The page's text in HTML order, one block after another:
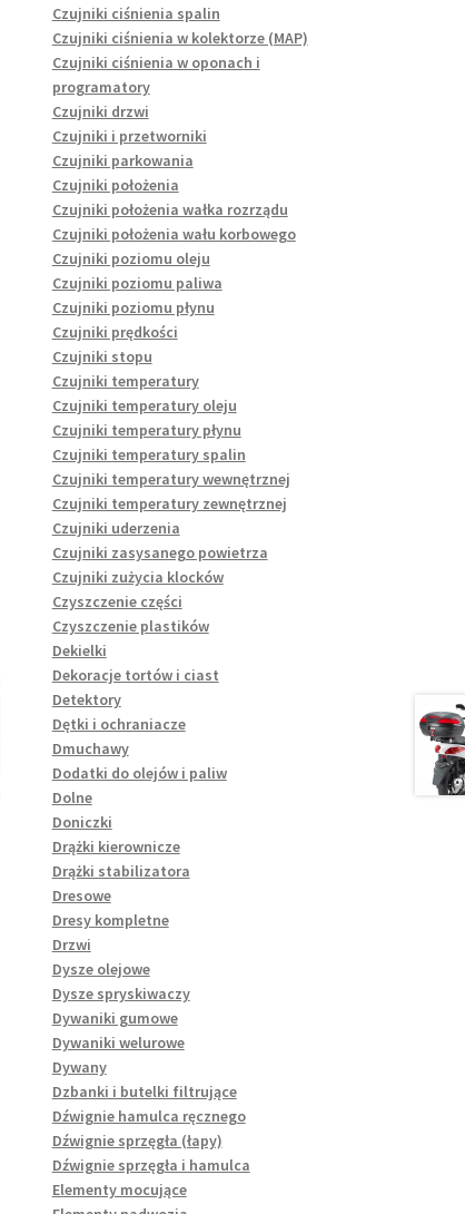
Czujniki ciśnienia spalin
Czujniki ciśnienia w kolektorze (MAP)
Czujniki ciśnienia w oponach i
programatory
Czujniki drzwi
Czujniki i przetworniki
Czujniki parkowania
Czujniki położenia
Czujniki położenia wałka rozrządu
Czujniki położenia wału korbowego
Czujniki poziomu oleju
Czujniki poziomu paliwa
Czujniki poziomu płynu
Czujniki prędkości
Czujniki stopu
Czujniki temperatury
Czujniki temperatury oleju
Czujniki temperatury płynu
Czujniki temperatury spalin
Czujniki temperatury wewnętrznej
Czujniki temperatury zewnętrznej
Czujniki uderzenia
Czujniki zasysanego powietrza
Czujniki zużycia klocków
Czyszczenie części
Czyszczenie plastików
Dekielki
Dekoracje tortów i ciast
Detektory
Dętki i ochraniacze
Dmuchawy
Dodatki do olejów i paliw
Dolne
Doniczki
Drążki kierownicze
Drążki stabilizatora
Dresowe
Dresy kompletne
Drzwi
Dysze olejowe
Dysze spryskiwaczy
Dywaniki gumowe
Dywaniki welurowe
Dywany
Dzbanki i butelki filtrujące
Dźwignie hamulca ręcznego
Dźwignie sprzęgła (łapy)
Dźwignie sprzęgła i hamulca
Elementy mocujące